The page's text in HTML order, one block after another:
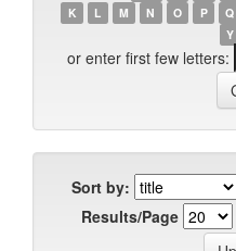
K
L M N O P Q
Y
or enter first few letters:
Sort by:
Results/Page